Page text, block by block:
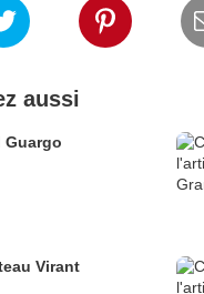
aussi
Guargo
Virant